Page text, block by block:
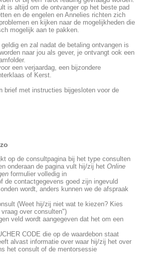
is altijd om de ontvanger op het beste pad
en de engelen en Annelies richten zich
en kijken naar de mogelijkheden die
mogelijk aan te pakken.
en zal nadat de betaling ontvangen is
naar jou als gever, je ontvangt ook een
een verjaardag, een bijzondere
of Kerst.
brief met instructies bijgesloten voor de
op de consultpagina bij het type consulten
onderaan de pagina vult hij/zij het Online
formulier volledig in
de contactgegevens goed zijn ingevuld
wordt, anders kunnen we de afspraak
(Weet hij/zij niet wat te kiezen? Kies
over consulten")
veld wordt aangegeven dat het om een
CODE die op de waardebon staat
alvast informatie over waar hij/zij het over
het consult of de mentorsessie